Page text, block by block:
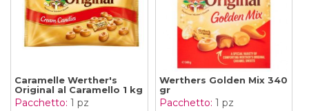
Caramelle Werther's
Original al Caramello 1 kg
Pacchetto: 1 pz
Werthers Golden Mix 340
gr
Pacchetto: 1 pz